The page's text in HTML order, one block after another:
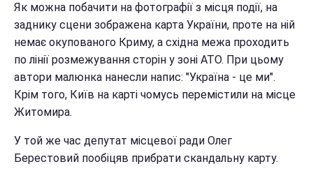
Як можна побачити на фотографії з місця події, на
заднику сцени зображена карта України, проте на ній
немає окупованого Криму, а східна межа проходить
по лінії розмежування сторін у зоні АТО. При цьому
автори малюнка нанесли напис: "Україна - це ми".
Крім того, Київ на карті чомусь перемістили на місце
Житомира.
У той же час депутат місцевої ради Олег
Берестовий пообіцяв прибрати скандальну карту.